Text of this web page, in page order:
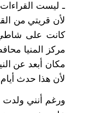
ـ ليست
كانت على
مركز المنيا
مكان أبعد عن
لأن هذا حدث
ورغم أنني ولدت